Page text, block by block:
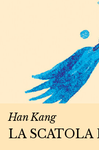
Han Kang
LA